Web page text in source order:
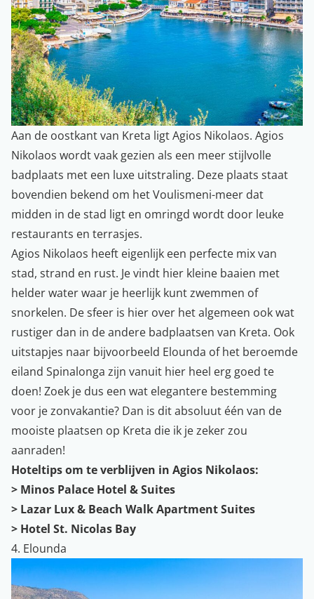
Aan de oostkant van Kreta ligt Agios Nikolaos. Agios
Nikolaos wordt vaak gezien als een meer stijlvolle
badplaats met een luxe uitstraling. Deze plaats staat
bovendien bekend om het Voulismeni-meer dat
midden in de stad ligt en omringd wordt door leuke
restaurants en terrasjes.
Agios Nikolaos heeft eigenlijk een perfecte mix van
stad, strand en rust. Je vindt hier kleine baaien met
helder water waar je heerlijk kunt zwemmen of
snorkelen. De sfeer is hier over het algemeen ook wat
rustiger dan in de andere badplaatsen van Kreta. Ook
uitstapjes naar bijvoorbeeld Elounda of het beroemde
eiland Spinalonga zijn vanuit hier heel erg goed te
doen! Zoek je dus een wat elegantere bestemming
voor je zonvakantie? Dan is dit absoluut één van de
mooiste plaatsen op Kreta die ik je zeker zou
aanraden!
Hoteltips om te verblijven in Agios Nikolaos:
> Minos Palace Hotel & Suites
> Lazar Lux & Beach Walk Apartment Suites
> Hotel St. Nicolas Bay
4. Elounda